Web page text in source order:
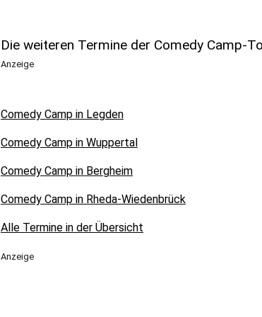
Die weiteren Termine der Comedy Camp-
Anzeige
Comedy Camp in Legden
Comedy Camp in Wuppertal
Comedy Camp in Bergheim
Comedy Camp in Rheda-Wiedenbrück
Alle Termine in der Übersicht
Anzeige